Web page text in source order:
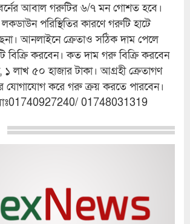
আবাল গরুটির ৬/৭ মন গোশত হবে।
লকডাউন পরিস্থিতির কারণে গরুটি হাটে
আনলাইনে ক্রেতাও সঠিক দাম পেলে
বিক্রি করবেন। কত দাম গরু বিক্রি করবেন
১ লাখ ৫০ হাজার টাকা। আগ্রহী ক্রেতাগণ
যোগাযোগ করে গরু ক্রয় করতে পারবেন।
01748031319